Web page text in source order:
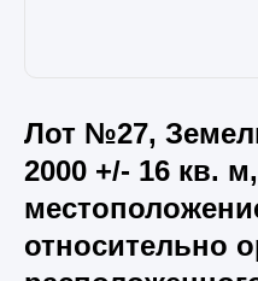
Лот №27,
2000 +/- 16 кв.
относительно